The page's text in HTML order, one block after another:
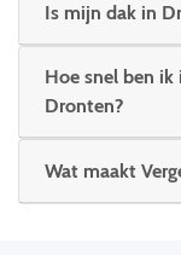
Is mijn dak in
Hoe snel ben
Dronten?
Wat maakt